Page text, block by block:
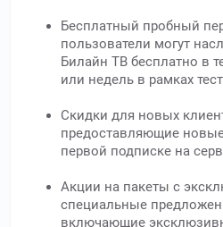
Бесплатный пробный
пользователи могут
Билайн ТВ бесплатно в
или недель в рамках
Скидки для новых
предоставляющие
первой подписке на
Акции на пакеты с
специальные
включающие